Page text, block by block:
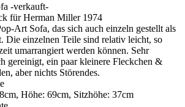
-verkauft-
für Herman Miller 1974
Art Sofa, das sich auch einzeln gestellt als
Die einzelnen Teile sind relativ leicht, so
umarrangiert werden können. Sehr
gereinigt, ein paar kleinere Fleckchen &
aber nichts Störendes.
Höhe: 69cm, Sitzhöhe: 37cm